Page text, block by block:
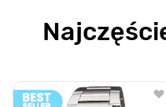
Poruszanie się po
Naciśnij, aby pominąć karuzelę
Naciśnij, aby przejść do